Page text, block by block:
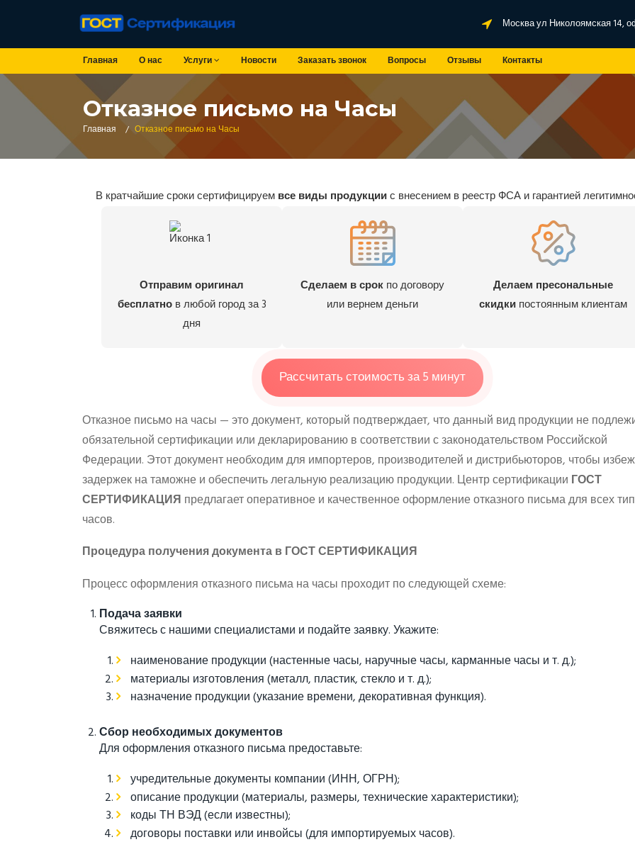
Москва ул Николоямская 14,
Главная О нас Услуги Новости Заказать звонок Вопросы Отзывы Контакты
Отказное письмо на Часы
Главная / Отказное письмо на Часы
В кратчайшие сроки сертифицируем все виды продукциис внесением в реестр ФСА и гарантией
Отправим оригинал
бесплатнов любой город за 3
дня
Сделаем в срок по договору
или вернем деньги
Делаем пресональные
скидки постоянным клиентам
Рассчитать стоимость за 5 минут
Отказное письмо на часы — это документ, который подтверждает, что данный вид продукции не
обязательной сертификации или декларированию в соответствии с законодательством Российской
Федерации. Этот документ необходим для импортеров, производителей и дистрибьюторов, чтобы
задержек на таможне и обеспечить легальную реализацию продукции. Центр сертификации ГОСТ
СЕРТИФИКАЦИЯ предлагает оперативное и качественное оформление отказного письма для всех
часов.
Процедура получения документа в ГОСТ СЕРТИФИКАЦИЯ
Процесс оформления отказного письма на часы проходит по следующей схеме:
Подача заявки
Свяжитесь с нашими специалистами и подайте заявку. Укажите:
наименование продукции (настенные часы, наручные часы, карманные часы и т. д.);
материалы изготовления (металл, пластик, стекло и т. д.);
назначение продукции (указание времени, декоративная функция).
Сбор необходимых документов
Для оформления отказного письма предоставьте:
учредительные документы компании (ИНН, ОГРН);
описание продукции (материалы, размеры, технические характеристики);
коды ТН ВЭД (если известны);
договоры поставки или инвойсы (для импортируемых часов).